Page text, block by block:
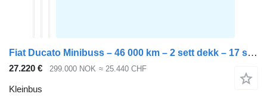
Fiat Ducato Minibuss – 46 000 km – 2 sett dekk – 17 seter!
27.220 € 299.000 NOK ≈ 25.440 CHF
Kleinbus